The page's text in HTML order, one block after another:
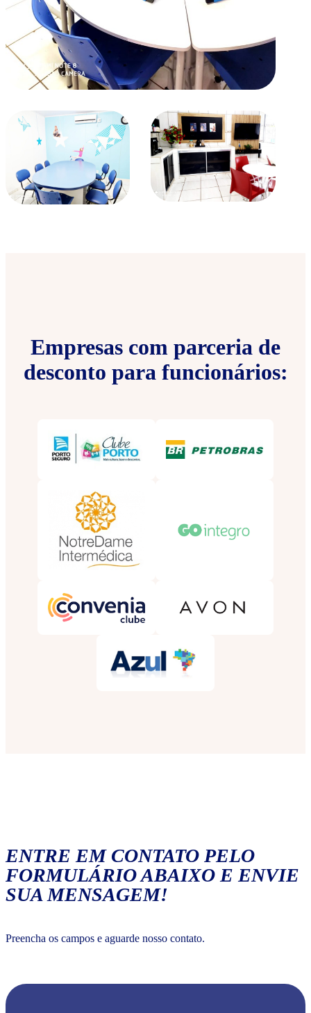
Empresas com parceria de
desconto para funcionários:
ENTRE EM CONTATO PELO
FORMULÁRIO ABAIXO E ENVIE
SUA MENSAGEM!
Preencha os campos e aguarde nosso contato.